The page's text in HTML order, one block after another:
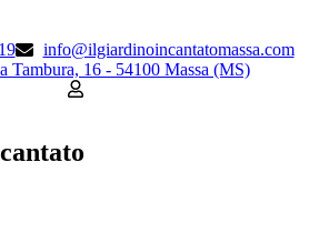
info@ilgiardinoincantatomassa.com
Tambura, 16 - 54100 Massa (MS)